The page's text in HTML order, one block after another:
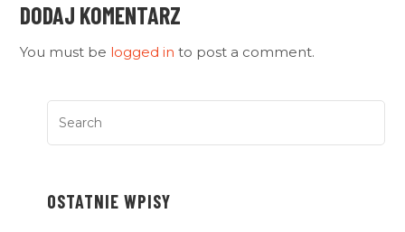
DODAJ KOMENTARZ
You must be logged in to post a comment.
OSTATNIE WPISY